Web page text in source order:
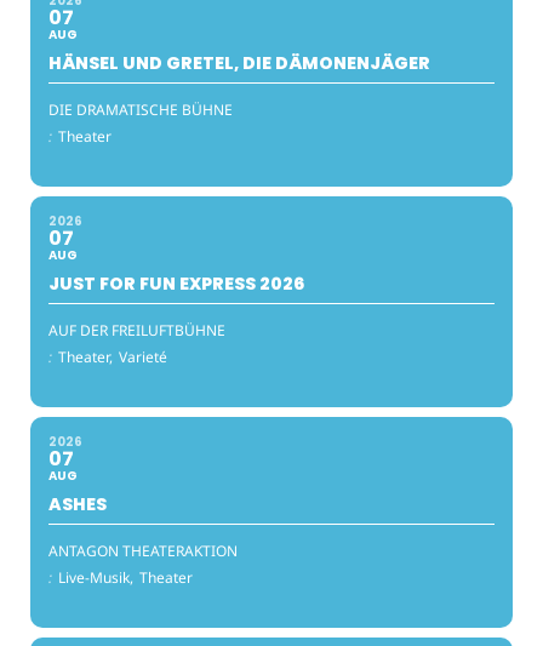
07
AUG
HÄNSEL UND GRETEL, DIE DÄMONENJÄGER
DIE DRAMATISCHE BÜHNE
: Theater
2026
07
AUG
JUST FOR FUN EXPRESS 2026
AUF DER FREILUFTBÜHNE
: Theater, Varieté
2026
07
AUG
ASHES
ANTAGON THEATERAKTION
: Live-Musik, Theater